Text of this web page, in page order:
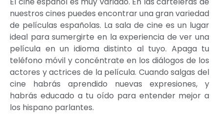
nuestros cines puedes encontrar una gran variedad
de películas españolas. La sala de cine es un lugar
ideal para sumergirte en la experiencia de ver una
película en un idioma distinto al tuyo. Apaga tu
teléfono móvil y concéntrate en los diálogos de los
actores y actrices de la película. Cuando salgas del
cine habrás aprendido nuevas expresiones, y
habrás educado a tu oído para entender mejor a
los hispano parlantes.